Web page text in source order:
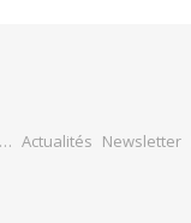
Actualités Newsletter